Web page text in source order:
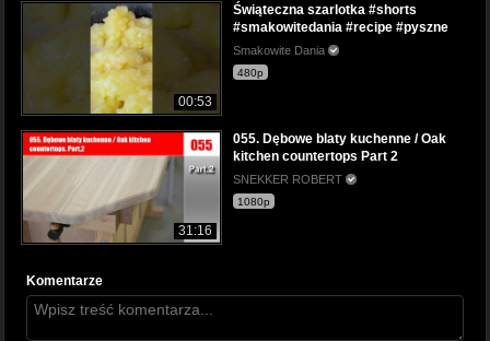
00:53
Świąteczna szarlotka #shorts
#smakowitedania #recipe #pyszne
Smakowite Dania
480p
31:16
055. Dębowe blaty kuchenne / Oak
kitchen countertops Part 2
SNEKKER ROBERT
1080p
Komentarze